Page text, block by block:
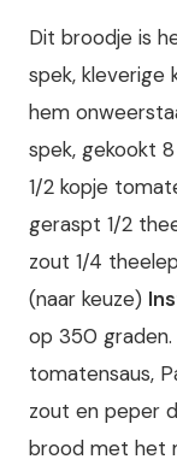
Dit broodje is
spek, kleverige
hem
spek, gekookt
1/2 kopje
geraspt 1/2
zout 1/4
(naar keuze)
op 350 graden.
tomatensaus,
zout en peper
brood met het